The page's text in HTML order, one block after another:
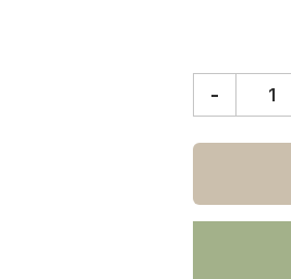
lepotuoli,
pyökki
määrä
-